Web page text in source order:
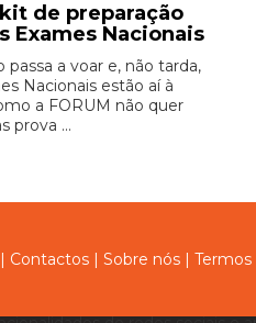
de preparação
Exames Nacionais
passa a voar e, não tarda,
Nacionais estão aí à
a FORUM não quer
prova ...
| Contactos | Sobre nós |